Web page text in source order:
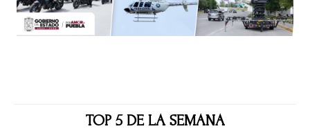
TOP 5 DE LA SEMANA